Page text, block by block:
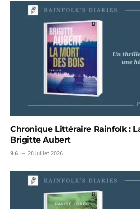
Chronique Littéraire Rainfolk :
Brigitte Aubert
9.6 28 juillet 2026